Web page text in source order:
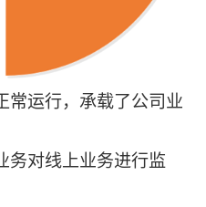
常运行，承载了公司业
务对线上业务进行监